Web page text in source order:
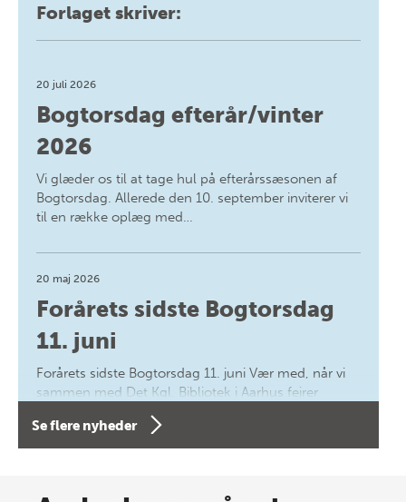
Forlaget skriver:
20 juli 2026
Bogtorsdag efterår/vinter
2026
Vi glæder os til at tage hul på efterårssæsonen af
Bogtorsdag. Allerede den 10. september inviterer vi
til en række oplæg med…
20 maj 2026
Forårets sidste Bogtorsdag
11. juni
Forårets sidste Bogtorsdag 11. juni Vær med, når vi
sammen med Det Kgl. Bibliotek i Aarhus fejrer
forfatterne bag vores nyes…
Se flere nyheder